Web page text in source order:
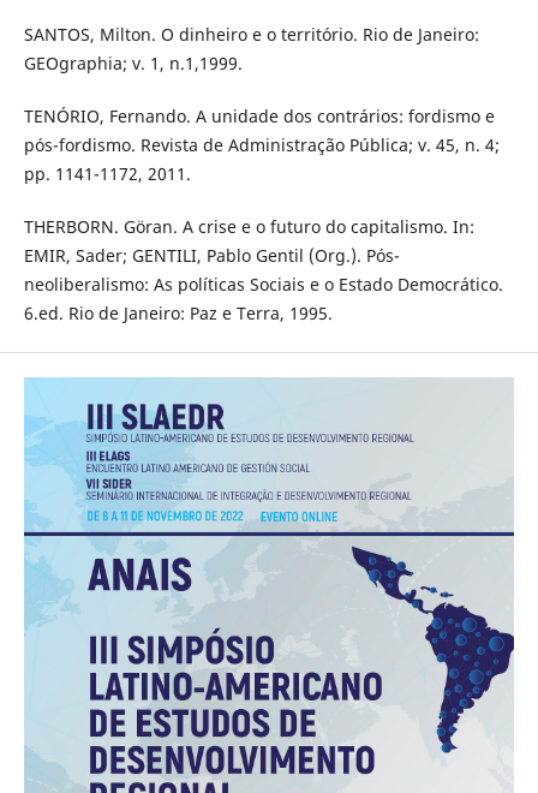
SANTOS, Milton. O dinheiro e o território. Rio de Janeiro:
GEOgraphia; v. 1, n.1,1999.
TENÓRIO, Fernando. A unidade dos contrários: fordismo e
pós-fordismo. Revista de Administração Pública; v. 45, n. 4;
pp. 1141-1172, 2011.
THERBORN. Göran. A crise e o futuro do capitalismo. In:
EMIR, Sader; GENTILI, Pablo Gentil (Org.). Pós-
neoliberalismo: As políticas Sociais e o Estado Democrático.
6.ed. Rio de Janeiro: Paz e Terra, 1995.